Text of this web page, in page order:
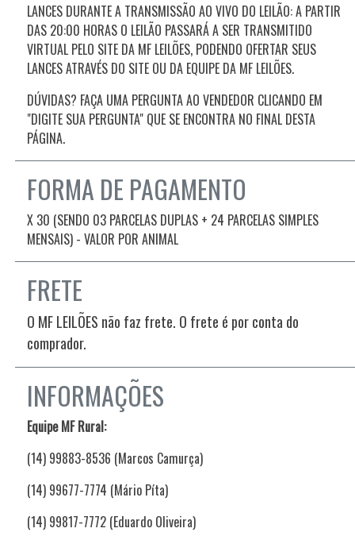
LANCES DURANTE A TRANSMISSÃO AO VIVO DO LEILÃO: A PARTIR
DAS 20:00 HORAS O LEILÃO PASSARÁ A SER TRANSMITIDO
VIRTUAL PELO SITE DA MF LEILÕES, PODENDO OFERTAR SEUS
LANCES ATRAVÉS DO SITE OU DA EQUIPE DA MF LEILÕES.
DÚVIDAS? FAÇA UMA PERGUNTA AO VENDEDOR CLICANDO EM
"DIGITE SUA PERGUNTA" QUE SE ENCONTRA NO FINAL DESTA
PÁGINA.
FORMA DE PAGAMENTO
X 30 (SENDO 03 PARCELAS DUPLAS + 24 PARCELAS SIMPLES
MENSAIS) - VALOR POR ANIMAL
FRETE
O MF LEILÕES não faz frete. O frete é por conta do
comprador.
INFORMAÇÕES
Equipe MF Rural:
(14) 99883-8536 (Marcos Camurça)
(14) 99677-7774 (Mário Píta)
(14) 99817-7772 (Eduardo Oliveira)